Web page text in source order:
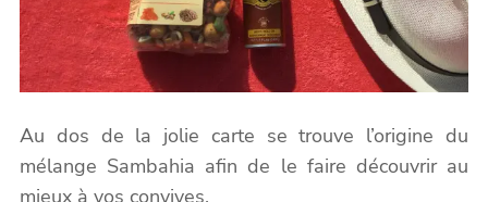
Au dos de la jolie carte se trouve l’origine du
mélange Sambahia afin de le faire découvrir au